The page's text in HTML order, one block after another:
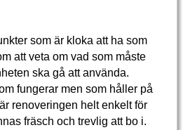
som är kloka att ha som
att veta om vad som måste
ska gå att använda.
fungerar men som håller på
renoveringen helt enkelt för
fräsch och trevlig att bo i.